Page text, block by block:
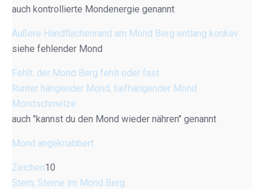
auch kontrollierte Mondenergie genannt
Äußere Handflächenrand am Mond Berg entlang konkav
siehe fehlender Mond
Fehlt: der Mond Berg fehlt oder fast
Runter hängender Mond, tiefhängender Mond
Mondschmelze
auch "kannst du den Mond wieder nähren" genannt
Mond angeknabbert
Zeichen10
Stern, Sterne im Mond Berg